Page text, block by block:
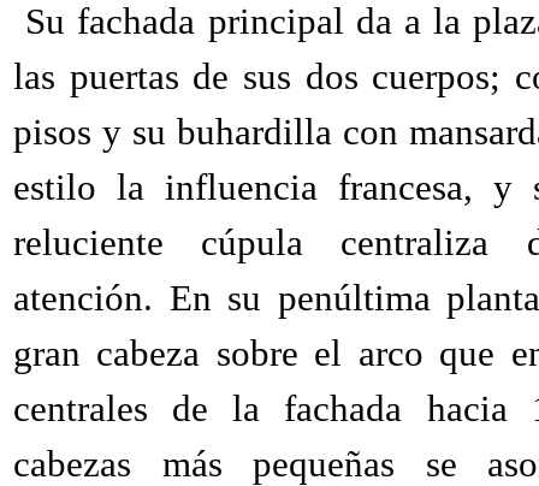
Su fachada principal da a la
las puertas de sus dos cuerpos;
pisos y su buhardilla con
estilo la influencia francesa, y
reluciente cúpula centraliza
atención. En su penúltima
gran cabeza sobre el arco que
centrales de la fachada
cabezas más pequeñas se